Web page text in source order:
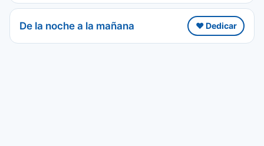
De la noche a la mañana ❤️ Dedicar